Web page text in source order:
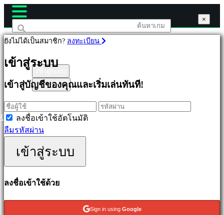
เกม
เด่น
ออก
ใหม่
เล่น
ฟรี
ประเภท
คชั่น
ลงทะเบียน
×
ยังไม่ได้เป็นสมาชิก? ลงทะเบียน
เข้าสู่ระบบ
เข้าสู่บัญชีของคุณและเริ่มเล่นทันที!
ลงชื่อเข้าใช้อัตโนมัติ
ลืมรหัสผ่าน
เข้าสู่ระบบ
ลงชื่อเข้าใช้ด้วย
Sign in using Google
×
×